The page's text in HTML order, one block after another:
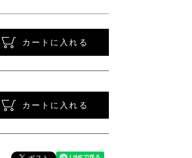
カートに入れる
カートに入れる